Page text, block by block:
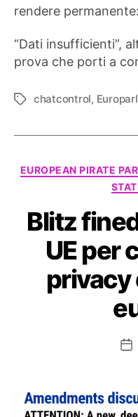
rendere permanente:
“Dati insufficienti”,
prova che porti a
Tag chatcontrol,
EUROPEAN PIRATE
Blitz
UE per
privacy